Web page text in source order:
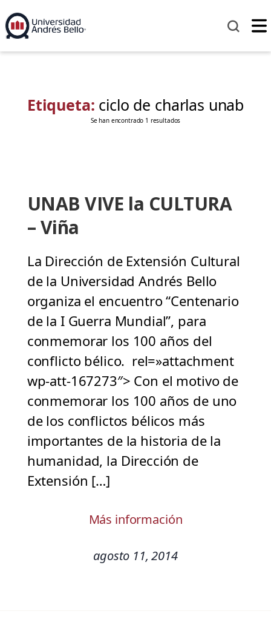
Etiqueta: ciclo de charlas unab
Se han encontrado 1 resultados
UNAB VIVE la CULTURA
– Viña
La Dirección de Extensión Cultural
de la Universidad Andrés Bello
organiza el encuentro “Centenario
de la I Guerra Mundial”, para
conmemorar los 100 años del
conflicto bélico. rel=»attachment
wp-att-167273″> Con el motivo de
conmemorar los 100 años de uno
de los conflictos bélicos más
importantes de la historia de la
humanidad, la Dirección de
Extensión […]
Más información
agosto 11, 2014